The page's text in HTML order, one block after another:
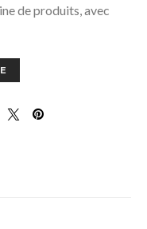
de produits, avec